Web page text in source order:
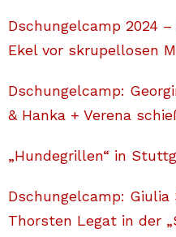
Dschungelcamp 2024
Ekel vor skrupellosen
Dschungelcamp:
& Hanka + Verena
„Hundegrillen“ in
Dschungelcamp:
Thorsten Legat in der